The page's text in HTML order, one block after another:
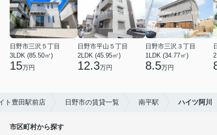
日野市三沢５丁目
3LDK (85.50㎡)
15万円
日野市平山５丁目
2LDK (45.95㎡)
12.3万円
日野市三沢３丁目
1LDK (34.77㎡)
8.5万円
ト豊田駅前店 日野市の賃貸一覧 南平駅 ハイツ阿川
市区町村から探す